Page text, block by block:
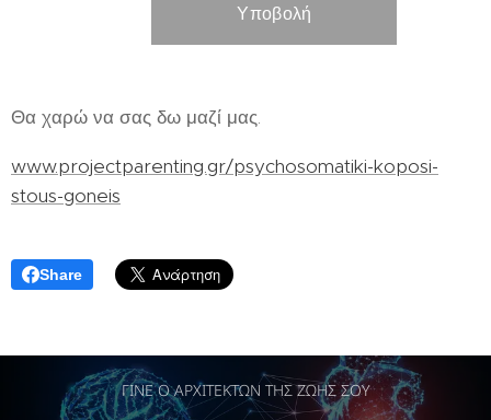
Υποβολή
Θα χαρώ να σας δω μαζί μας.
www.projectparenting.gr/psychosomatiki-koposi-
stous-goneis
Share
ΓΙΝΕ Ο ΑΡΧΙΤΕΚΤΩΝ ΤΗΣ ΖΩΗΣ ΣΟΥ